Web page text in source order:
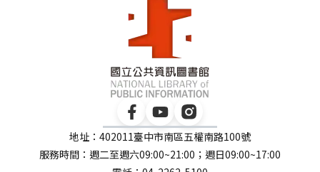
地址：402011臺中市南區五權南路100號
服務時間：週二至週六09:00~21:00；週日09:00~17:00